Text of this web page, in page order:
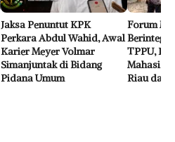
Jaksa Penuntut KPK
Perkara Abdul Wahid, Awal
Karier Meyer Volmar
Simanjuntak di Bidang
Pidana Umum
Forum
TPPU,
Riau dan